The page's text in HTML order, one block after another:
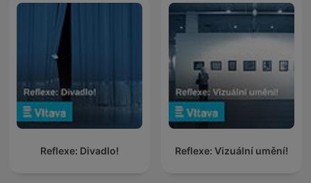
Reflexe: Divadlo! Reflexe: Vizuální umění!